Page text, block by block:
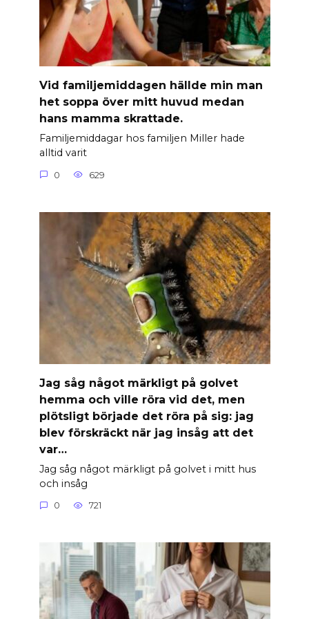
Vid familjemiddagen hällde min man
het soppa över mitt huvud medan
hans mamma skrattade.
Familjemiddagar hos familjen Miller hade
alltid varit
0 629
Jag såg något märkligt på golvet
hemma och ville röra vid det, men
plötsligt började det röra på sig: jag
blev förskräckt när jag insåg att det
var…
Jag såg något märkligt på golvet i mitt hus
och insåg
0 721